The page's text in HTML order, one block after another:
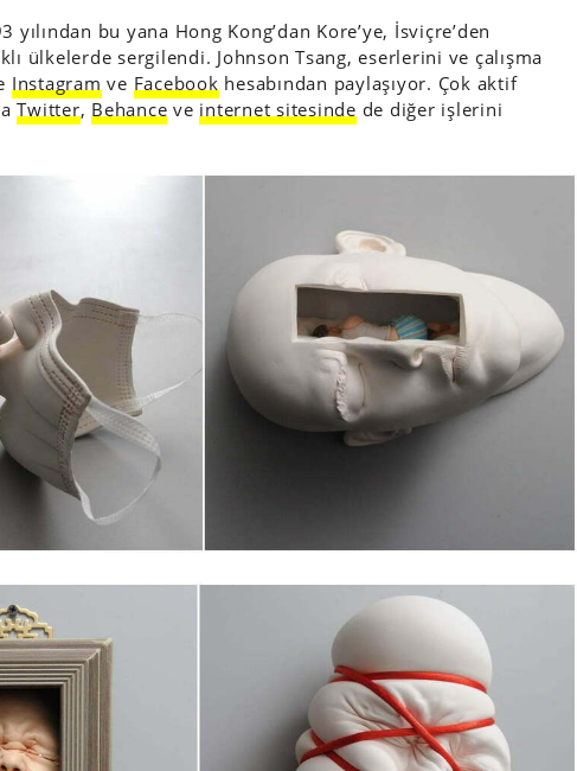
yılından bu yana Hong Kong’dan Kore’ye, İsviçre’den
ülkelerde sergilendi. Johnson Tsang, eserlerini ve çalışma
Instagram ve Facebook hesabından paylaşıyor. Çok aktif
Twitter, Behance ve internet sitesinde de diğer işlerini